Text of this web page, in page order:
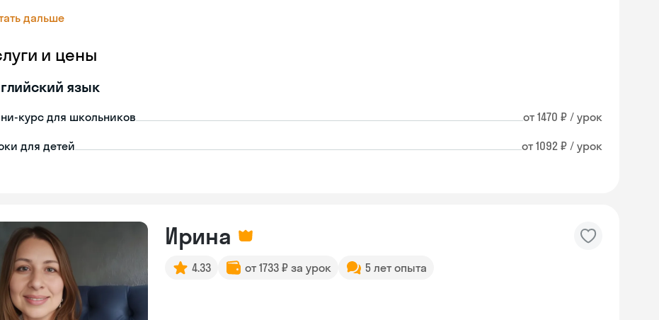
дальше
и цены
язык
курс для школьников от 1470 ₽ / урок
для детей от 1092 ₽ / урок
Ирина
4.33 от 1733 ₽ за урок 5 лет опыта